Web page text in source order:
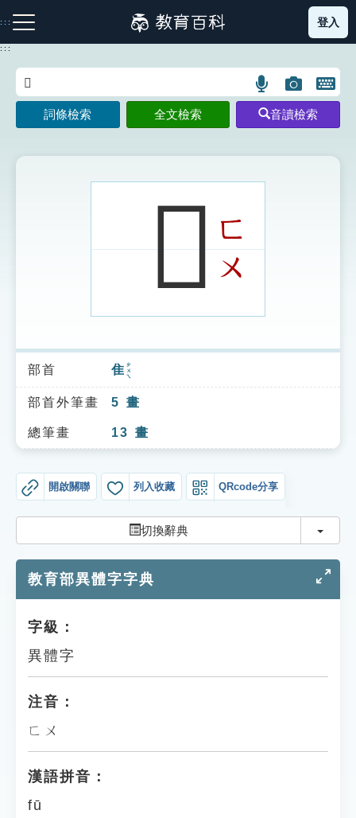
到
主
:::
注音索引圖示 筆畫索引圖示 部首索引表圖示
索引選單
知識索引
單字索引
遊戲專區
教學應用
貓頭鷹博士
登入
:::
語
言
搜
示
圖
片
搜
開
鍵
圖
詞條檢索 全文檢索 音讀檢索
𨾪ㄈ
ㄨ
部首 隹 ㄓㄨㄟ
部首外筆畫 5 畫
總筆畫 13 畫
開啟關聯 列入收藏 QRcode分享
切換辭典 切換
教育部異體字字典
字級：
異體字
注音：
ㄈㄨ
漢語拼音：
fū